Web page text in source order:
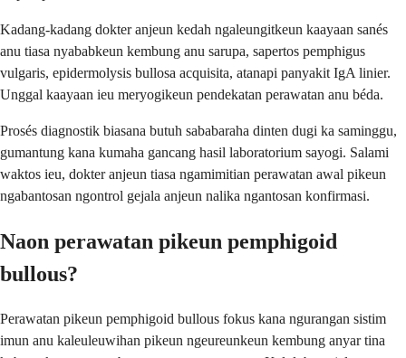
Kadang-kadang dokter anjeun kedah ngaleungitkeun kaayaan sanés
anu tiasa nyababkeun kembung anu sarupa, sapertos pemphigus
vulgaris, epidermolysis bullosa acquisita, atanapi panyakit IgA linier.
Unggal kaayaan ieu meryogikeun pendekatan perawatan anu béda.
Prosés diagnostik biasana butuh sababaraha dinten dugi ka saminggu,
gumantung kana kumaha gancang hasil laboratorium sayogi. Salami
waktos ieu, dokter anjeun tiasa ngamimitian perawatan awal pikeun
ngabantosan ngontrol gejala anjeun nalika ngantosan konfirmasi.
Naon perawatan pikeun pemphigoid
bullous?
Perawatan pikeun pemphigoid bullous fokus kana ngurangan sistim
imun anu kaleuleuwihan pikeun ngeureunkeun kembung anyar tina